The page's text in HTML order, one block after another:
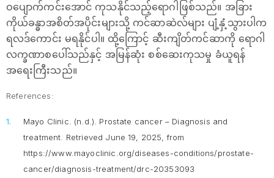
ဝပျောက်ကင်းအောင် ကုသနိုင်သည့်ရောဂါဖြစ်သည်။ အခြား
ကိုယ်ခန္ဓာအစိတ်အပိုင်းများသို့ ကင်ဆာဆဲလ်များ ပျံ့နှံ့သွားပါက
ရလဒ်ကောင်း မရနိုင်ပါ။ ထို့ကြောင့် ဆီးကျိတ်ကင်ဆာကို ရောဂါ
လက္ခဏာစပေါ်သည်နှင့် အမြန်ဆုံး စစ်ဆေးကုသမှု ခံယူရန်
အရေးကြီးသည်။
References:
Mayo Clinic. (n.d.). Prostate cancer – Diagnosis and
treatment. Retrieved June 19, 2025, from
https://www.mayoclinic.org/diseases-conditions/prostate-
cancer/diagnosis-treatment/drc-20353093